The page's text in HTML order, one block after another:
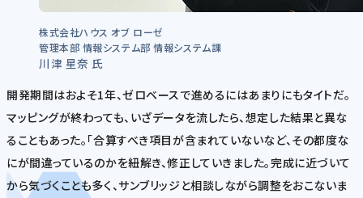
株式会社ハウス オブ ローゼ
管理本部 情報システム部 情報システム課
川津 星奈 氏
開発期間はおよそ1年、ゼロベースで進めるにはあまりにもタイトだ。
マッピングが終わっても、いざデータを流したら、想定した結果と異な
ることもあった。「合算すべき項目が含まれていないなど、その都度な
にが間違っているのかを紐解き、修正していきました。完成に近づいて
から気づくことも多く、サンブリッジと相談しながら調整をおこないま